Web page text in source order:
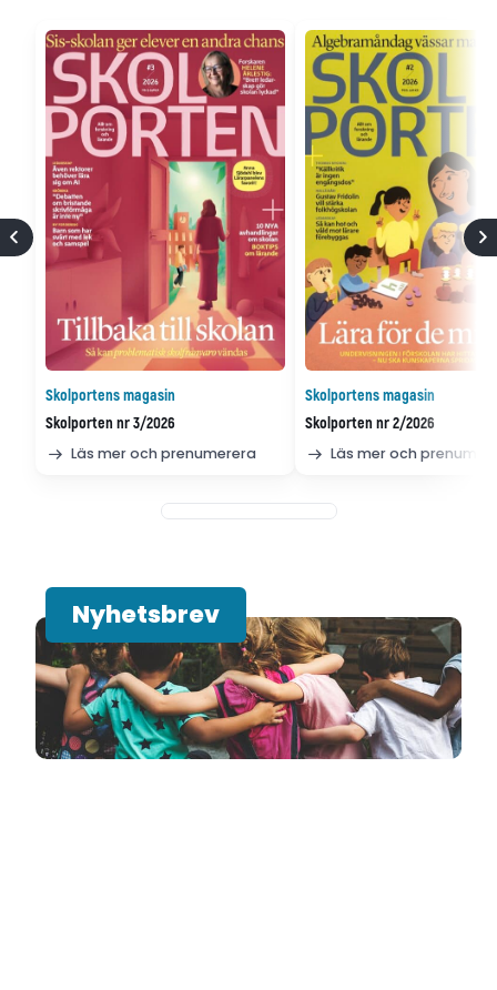
Skolportens magasin
Skolporten nr 3/2026
Läs mer och prenumerera
Skolportens magasin
Skolporten nr 2/2026
Läs mer och
Nyhetsbrev